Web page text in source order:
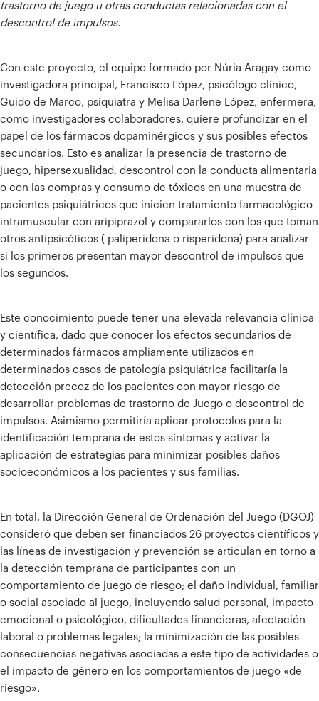
trastorno de juego u otras conductas relacionadas con el
descontrol de impulsos.
Con este proyecto, el equipo formado por Núria Aragay como
investigadora principal, Francisco López, psicólogo clínico,
Guido de Marco, psiquiatra y Melisa Darlene López, enfermera,
como investigadores colaboradores, quiere profundizar en el
papel de los fármacos dopaminérgicos y sus posibles efectos
secundarios. Esto es analizar la presencia de trastorno de
juego, hipersexualidad, descontrol con la conducta alimentaria
o con las compras y consumo de tóxicos en una muestra de
pacientes psiquiátricos que inicien tratamiento farmacológico
intramuscular con aripiprazol y compararlos con los que toman
otros antipsicóticos ( paliperidona o risperidona) para analizar
si los primeros presentan mayor descontrol de impulsos que
los segundos.
Este conocimiento puede tener una elevada relevancia clínica
y científica, dado que conocer los efectos secundarios de
determinados fármacos ampliamente utilizados en
determinados casos de patología psiquiátrica facilitaría la
detección precoz de los pacientes con mayor riesgo de
desarrollar problemas de trastorno de Juego o descontrol de
impulsos. Asimismo permitiría aplicar protocolos para la
identificación temprana de estos síntomas y activar la
aplicación de estrategias para minimizar posibles daños
socioeconómicos a los pacientes y sus familias.
En total, la Dirección General de Ordenación del Juego (DGOJ)
consideró que deben ser financiados 26 proyectos científicos y
las líneas de investigación y prevención se articulan en torno a
la detección temprana de participantes con un
comportamiento de juego de riesgo; el daño individual, familiar
o social asociado al juego, incluyendo salud personal, impacto
emocional o psicológico, dificultades financieras, afectación
laboral o problemas legales; la minimización de las posibles
consecuencias negativas asociadas a este tipo de actividades o
el impacto de género en los comportamientos de juego «de
riesgo».